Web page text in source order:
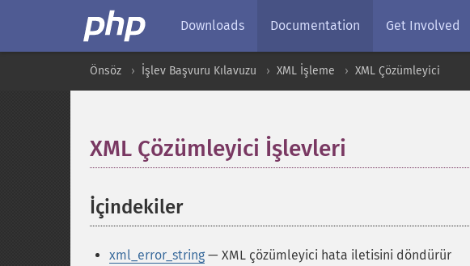
Downloads Documentation Get Involved
Önsöz İşlev Başvuru Kılavuzu XML İşleme XML Çözümleyici
XML Çözümleyici İşlevleri
İçindekiler¶
xml_error_string — XML çözümleyici hata iletisini döndürür